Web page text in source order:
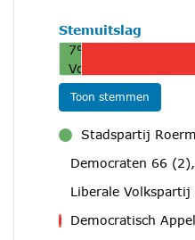
Stemuitslag
7%
Voor
Toon stemmen
Stadspartij
Democraten 66
Liberale
Democratisch